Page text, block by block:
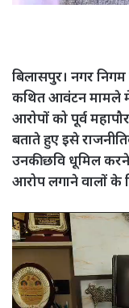
बिलासपुर। नगर निगम
कथित आवंटन मामले
आरोपों को पूर्व
बताते हुए इसे
उनकी छवि धूमिल
आरोप लगाने वालों के
Video
Player